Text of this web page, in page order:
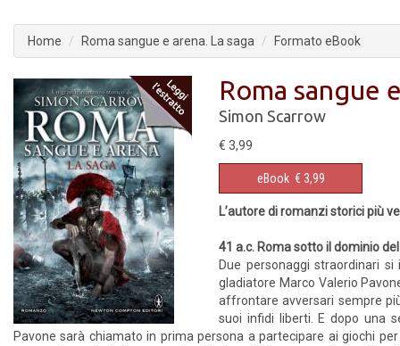
Home Roma sangue e arena. La saga Formato eBook
Roma sangue
Simon Scarrow
€ 3,99
eBook € 3,99
L’autore di romanzi storici più
41 a.c. Roma sotto il dominio
Due personaggi straordinari
gladiatore Marco Valerio
affrontare avversari sempre
suoi infidi liberti. E dopo una
Pavone sarà chiamato in prima persona a partecipare ai giochi